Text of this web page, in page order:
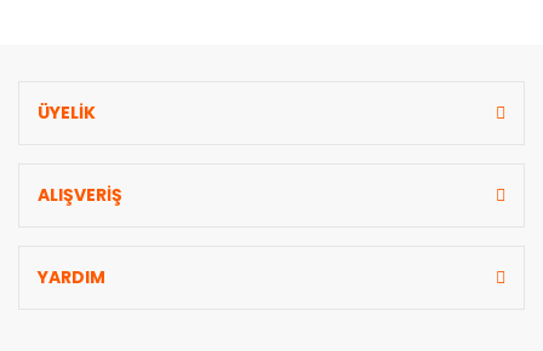
ÜYELİK
ALIŞVERİŞ
YARDIM